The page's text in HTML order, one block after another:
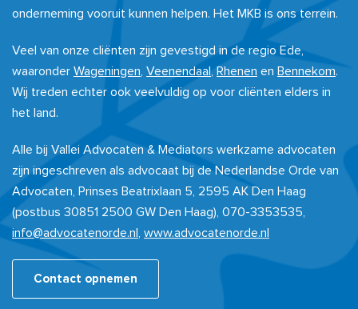
onderneming vooruit kunnen helpen. Het MKB is ons terrein.
Veel van onze cliënten zijn gevestigd in de regio Ede,
waaronder Wageningen Veenendaal, Rhenen en Bennekom.
Wij treden echter ook veelvuldig op voor cliënten elders in
het land.
Alle bij Vallei Advocaten & Mediators werkzame advocaten
zijn ingeschreven als advocaat bij de Nederlandse Orde van
Advocaten, Prinses Beatrixlaan 5, 2595 AK Den Haag
(postbus 30851 2500 GW Den Haag), 070-3353535,
info@advocatenorde.nl
www.advocatenorde.nl
Contact opnemen